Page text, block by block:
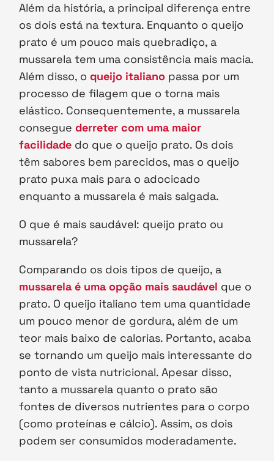
Além da história, a principal diferença entre
os dois está na textura. Enquanto o queijo
prato é um pouco mais quebradiço, a
mussarela tem uma consistência mais macia.
Além disso, oqueijo italiano passa por um
processo de filagem que o torna mais
elástico. Consequentemente, a mussarela
conseguederreter com uma maior
facilidade do que o queijo prato. Os dois
têm sabores bem parecidos, mas o queijo
prato puxa mais para o adocicado
enquanto a mussarela é mais salgada.
O que é mais saudável: queijo prato ou
mussarela?
Comparando os dois tipos de queijo, a
mussarela é uma opção mais saudável que o
prato. O queijo italiano tem uma quantidade
um pouco menor de gordura, além de um
teor mais baixo de calorias. Portanto, acaba
se tornando um queijo mais interessante do
ponto de vista nutricional. Apesar disso,
tanto a mussarela quanto o prato são
fontes de diversos nutrientes para o corpo
(como proteínas e cálcio). Assim, os dois
podem ser consumidos moderadamente.